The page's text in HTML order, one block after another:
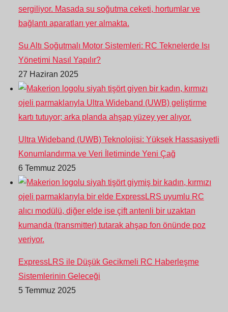
Su Altı Soğutmalı Motor Sistemleri: RC Teknelerde Isı
Yönetimi Nasıl Yapılır?
27 Haziran 2025
Ultra Wideband (UWB) Teknolojisi: Yüksek Hassasiyetli
Konumlandırma ve Veri İletiminde Yeni Çağ
6 Temmuz 2025
ExpressLRS ile Düşük Gecikmeli RC Haberleşme
Sistemlerinin Geleceği
5 Temmuz 2025